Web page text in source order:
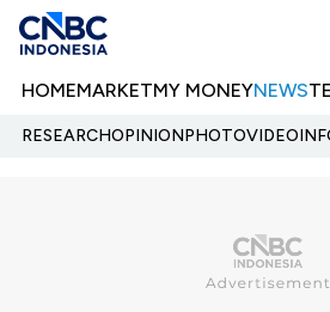
HOMEMARKETMY MONEYNEWS
RESEARCHOPINIONPHOTOVIDEO